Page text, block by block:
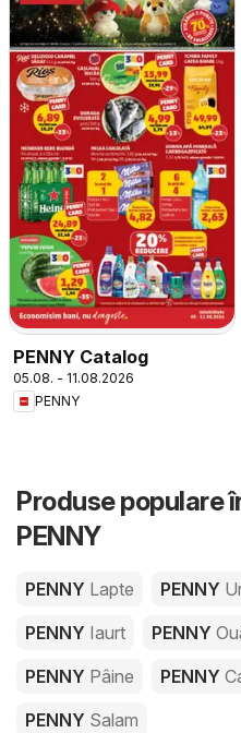
PENNY Catalog
05.08. - 11.08.2026
PENNY
Produse populare
PENNY
PENNY Lapte PENNY
PENNY Iaurt PENNY
PENNY Pâine PENNY
PENNY Salam